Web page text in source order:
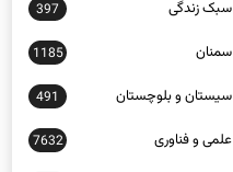
سبک زندگی 397
سمنان 1185
سیستان و بلوچستان 491
علمی و فناوری 7632